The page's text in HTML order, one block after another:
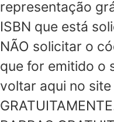
representação
ISBN que está
NÃO solicitar o
que for emitido o
voltar aqui no